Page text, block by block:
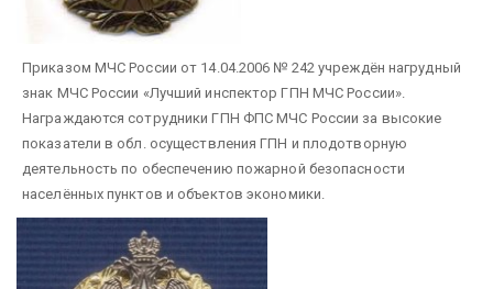
Приказом МЧС России от 14.04.2006 № 242 учреждён нагрудный
знак МЧС России «Лучший инспектор ГПН МЧС России».
Награждаются сотрудники ГПН ФПС МЧС России за высокие
показатели в обл. осуществления ГПН и плодотворную
деятельность по обеспечению пожарной безопасности
населённых пунктов и объектов экономики.